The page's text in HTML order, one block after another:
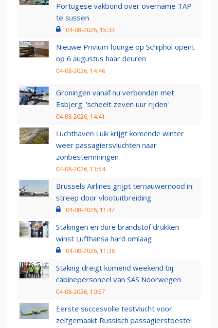
Portugese vakbond over overname TAP
te sussen
04-08-2026, 15:33
Nieuwe Privium-lounge op Schiphol opent
op 6 augustus haar deuren
04-08-2026, 14:46
Groningen vanaf nu verbonden met
Esbjerg: 'scheelt zeven uur rijden'
04-08-2026, 14:41
Luchthaven Luik krijgt komende winter
weer passagiersvluchten naar
zonbestemmingen
04-08-2026, 13:54
Brussels Airlines grijpt ternauwernood in:
streep door vlootuitbreiding
04-08-2026, 11:47
Stakingen en dure brandstof drukken
winst Lufthansa hard omlaag
04-08-2026, 11:38
Staking dreigt komend weekend bij
cabinepersoneel van SAS Noorwegen
04-08-2026, 10:57
Eerste succesvolle testvlucht voor
zelfgemaakt Russisch passagierstoestel